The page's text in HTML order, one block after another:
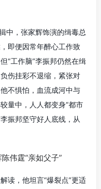
中，张家辉饰演的缉毒总
即便因常年醉心工作致
“工作脑”李振邦仍然在缉
伤挂彩不退缩，紧张对
不惧怕，血流成河中与
量中，人人都变身“都市
振邦坚守好人底线，从
读，他坦言“爆裂点”更适